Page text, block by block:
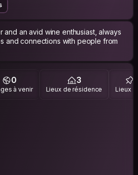
and an avid wine enthusiast, always
and connections with people from
0
à venir
3
Lieux de résidence Lieux